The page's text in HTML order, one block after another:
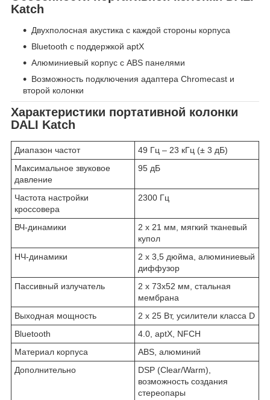
Katch
Двухполосная акустика с каждой стороны корпуса
Bluetooth с поддержкой aptX
Алюминиевый корпус с ABS панелями
Возможность подключения адаптера Chromecast и
второй колонки
Характеристики портативной колонки
DALI Katch
Диапазон частот
49 Гц – 23 кГц (± 3 дБ)
Максимальное звуковое
давление
95 дБ
Частота настройки
кроссовера
2300 Гц
ВЧ-динамики
2 х 21 мм, мягкий тканевый
купол
НЧ-динамики
2 х 3,5 дюйма, алюминиевый
диффузор
Пассивный излучатель
2 х 73х52 мм, стальная
мембрана
Выходная мощность
2 х 25 Вт, усилители класса D
Bluetooth
4.0, aptX, NFCН
Материал корпуса
ABS, алюминий
Дополнительно
DSP (Clear/Warm),
возможность создания
стереопары